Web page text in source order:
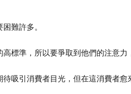
難許多。
標準，所以要爭取到他們的注意力
吸引消費者目光，但在這消費者愈